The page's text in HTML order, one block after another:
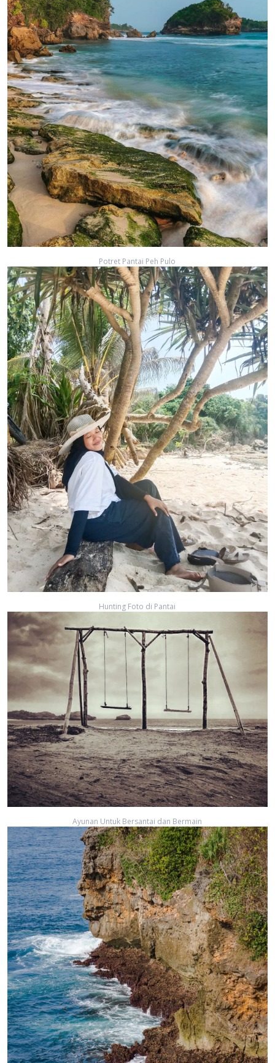
Potret Pantai Peh Pulo
Hunting Foto di Pantai
Ayunan Untuk Bersantai dan Bermain